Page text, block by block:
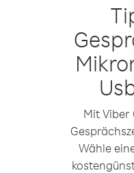
Mit Viber
Wähle